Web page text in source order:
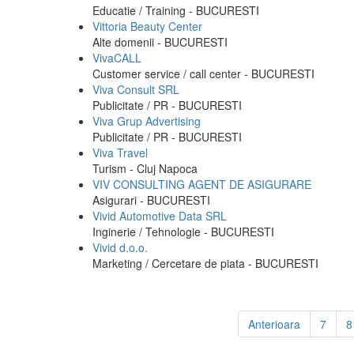
Educatie / Training - BUCURESTI
Vittoria Beauty Center
Alte domenii - BUCURESTI
VivaCALL
Customer service / call center - BUCURESTI
Viva Consult SRL
Publicitate / PR - BUCURESTI
Viva Grup Advertising
Publicitate / PR - BUCURESTI
Viva Travel
Turism - Cluj Napoca
VIV CONSULTING AGENT DE ASIGURARE
Asigurari - BUCURESTI
Vivid Automotive Data SRL
Inginerie / Tehnologie - BUCURESTI
Vivid d.o.o.
Marketing / Cercetare de piata - BUCURESTI
Anterioara 7 8